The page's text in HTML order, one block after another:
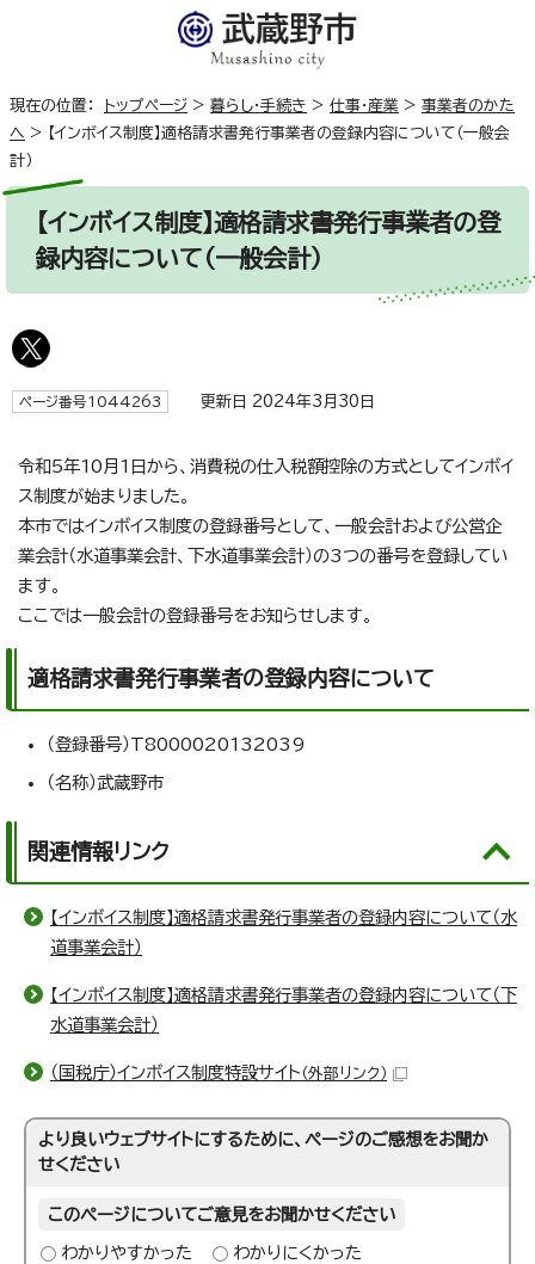
現在の位置： トップページ > 暮らし・手続き > 仕事・産業 > 事業者のかた
へ >
【インボイス制度】適格請求書発行事業者の登録内容について（一般会
計）
【インボイス制度】適格請求書発行事業者の登
録内容について（一般会計）
ページ番号1044263 更新日 2024年3月30日
令和5年10月1日から、消費税の仕入税額控除の方式としてインボイ
ス制度が始まりました。
本市ではインボイス制度の登録番号として、一般会計および公営企
業会計（水道事業会計、下水道事業会計）の3つの番号を登録してい
ます。
ここでは一般会計の登録番号をお知らせします。
適格請求書発行事業者の登録内容について
（登録番号）T8000020132039
（名称）武蔵野市
関連情報リンク
【インボイス制度】適格請求書発行事業者の登録内容について（水
道事業会計）
【インボイス制度】適格請求書発行事業者の登録内容について（下
水道事業会計）
（国税庁）インボイス制度特設サイト （外部リンク）
より良いウェブサイトにするために、ページのご感想をお聞か
せください
このページについてご意見をお聞かせください
わかりやすかった わかりにくかった